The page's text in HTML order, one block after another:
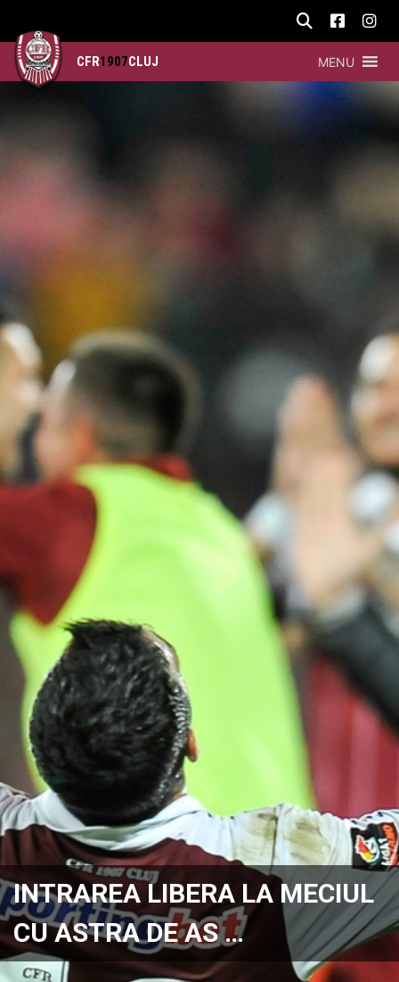
CFR1907CLUJ MENU
INTRAREA LIBERA LA MECIUL
CU ASTRA DE AS …